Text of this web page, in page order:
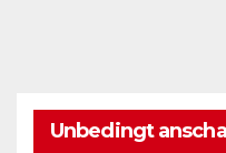
Unbedingt